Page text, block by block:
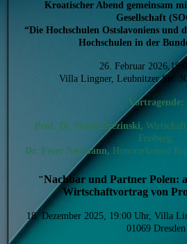
Kroatischer Abend gemeinsam
Gesellschaft
“Die Hochschulen Ostslavoniens und
Hochschulen in der
26. Februar
Villa Lingner, Leubnitzer Str.
Vortragende:
Prof. Dr. Horst Brezinski,
Freiberg;
Dr. Peter Neumann, Honorarkonsul
"Nachbar und Partner Polen:
Wirtschaftvortrag von
18. Dezember 2025, 19:00 Uhr, Villa
01069 Dresden